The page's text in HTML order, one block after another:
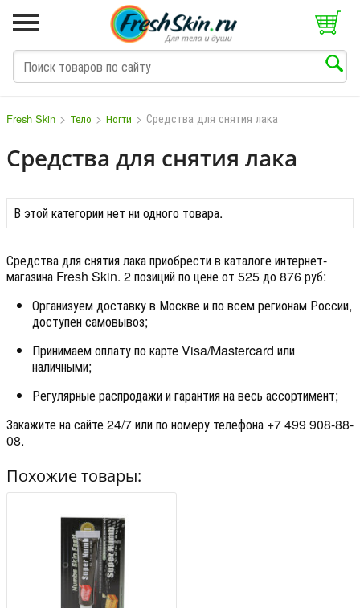
Fresh Skin > Тело > Ногти > Средства для снятия лака
Средства для снятия лака
В этой категории нет ни одного товара.
Средства для снятия лака приобрести в каталоге интернет-
магазина Fresh Skin. 2 позиций по цене от 525 до 876 руб:
Организуем доставку в Москве и по всем регионам России,
доступен самовывоз;
Принимаем оплату по карте Visa/Mastercard или
наличными;
Регулярные распродажи и гарантия на весь ассортимент;
Закажите на сайте 24/7 или по номеру телефона +7 499 908-88-
08.
Похожие товары: